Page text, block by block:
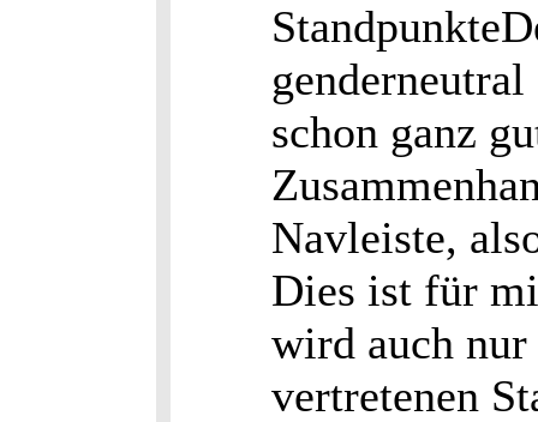
schon ganz
Navleiste,
Dies ist für
wird auch
vertretenen